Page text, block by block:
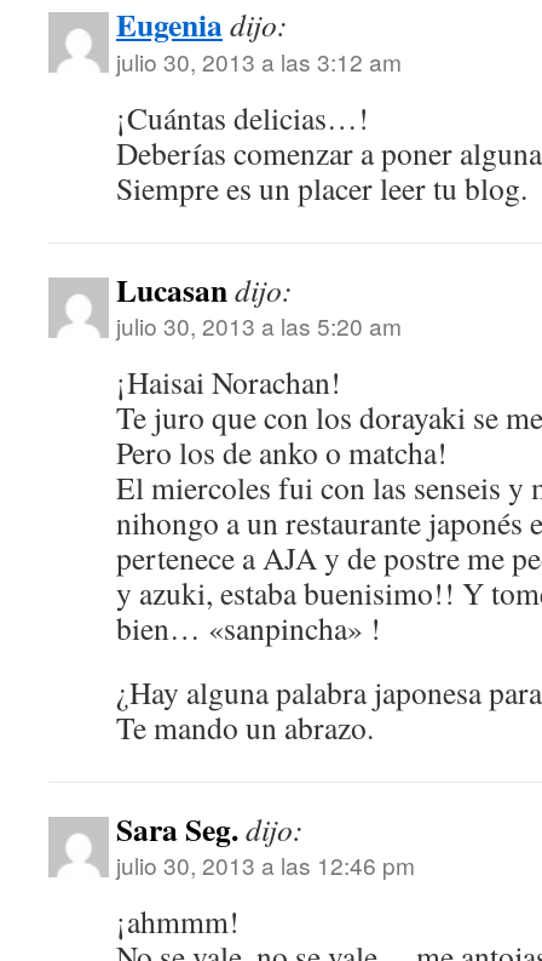
Eugeniadijo:
julio 30, 2013 a las 3:12 am
¡Cuántas delicias…!
Deberías comenzar a poner
Siempre es un placer leer tu blog.
Lucasandijo:
julio 30, 2013 a las 5:20 am
¡Haisai Norachan!
Te juro que con los dorayaki se
Pero los de anko o matcha!
El miercoles fui con las senseis y
nihongo a un restaurante japonés
pertenece a AJA y de postre me
y azuki, estaba buenisimo!! Y
bien… «sanpincha» !
¿Hay alguna palabra japonesa
Te mando un abrazo.
Sara Seg.dijo:
julio 30, 2013 a las 12:46 pm
¡ahmmm!